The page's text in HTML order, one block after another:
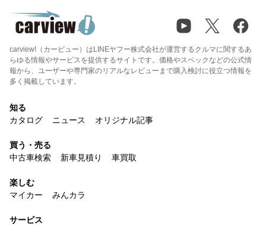
carview!（カービュー）はLINEヤフー株式会社が運営するクルマに関するあ
らゆる情報やサービスを提供するサイトです。価格やスペックなどの公式情
報から、ユーザーや専門家のリアルなレビューまで購入検討に役立つ情報を
多く掲載しています。
知る
カタログ
ニュース オリジナル記事
買う・売る
中古車検索
新車見積り 車買取
楽しむ
マイカー
みんカラ
サービス